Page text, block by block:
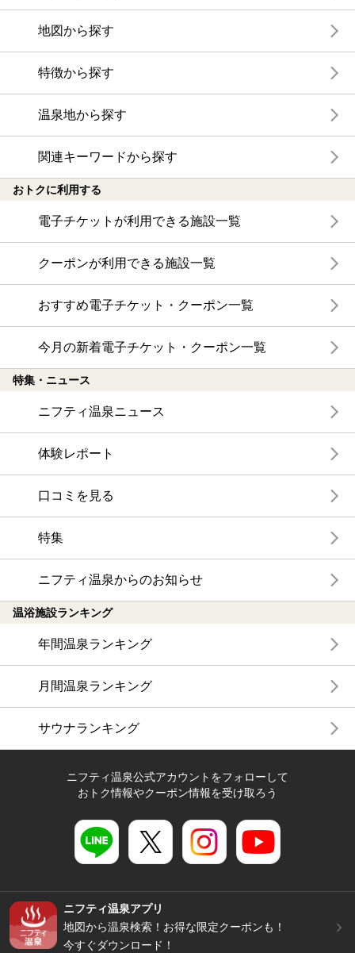
地図から探す
特徴から探す
温泉地から探す
関連キーワードから探す
おトクに利用する
電子チケットが利用できる施設一覧
クーポンが利用できる施設一覧
おすすめ電子チケット・クーポン一覧
今月の新着電子チケット・クーポン一覧
特集・ニュース
ニフティ温泉ニュース
体験レポート
口コミを見る
特集
ニフティ温泉からのお知らせ
温浴施設ランキング
年間温泉ランキング
月間温泉ランキング
サウナランキング
ニフティ温泉公式アカウントをフォローして
おトク情報やクーポン情報を受け取ろう
ニフティ温泉アプリ
地図から温泉検索！お得な限定クーポンも！
今すぐダウンロード！